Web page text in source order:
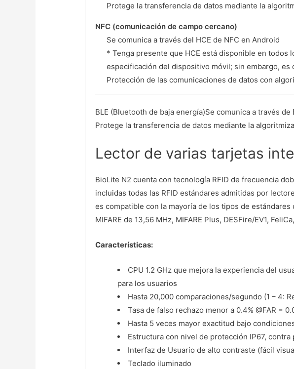
Protege la transferencia de datos mediante la
NFC (comunicación de campo cercano)
Se comunica a través del HCE de NFC en Android
* Tenga presente que HCE está disponible en
especificación del dispositivo móvil; sin embargo,
Protección de las comunicaciones de datos con
BLE (Bluetooth de baja energía)Se comunica a través de
Protege la transferencia de datos mediante la
Lector de varias tarjetas
BioLite N2 cuenta con tecnología RFID de frecuencia
incluidas todas las RFID estándares admitidas por
es compatible con la mayoría de los tipos de
MIFARE de 13,56 MHz, MIFARE Plus, DESFire/EV1,
Características:
CPU 1.2 GHz que mejora la experiencia del
para los usuarios
Hasta 20,000 comparaciones/segundo (1 – 4:
Tasa de falso rechazo menor a 0.4% @FAR =
Hasta 5 veces mayor exactitud bajo
Estructura con nivel de protección IP67, contra
Interfaz de Usuario de alto contraste (fácil
Teclado iluminado